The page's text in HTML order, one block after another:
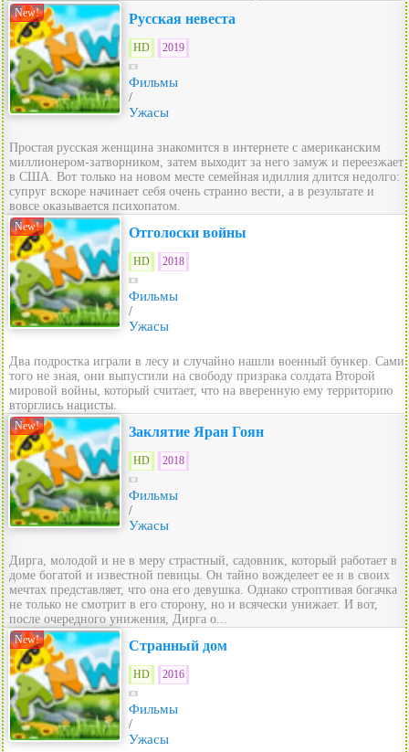
New! Русская невеста
HD 2019
Фильмы
/
Ужасы
Простая русская женщина знакомится в интернете с американским
миллионером-затворником, затем выходит за него замуж и переезжает
в США. Вот только на новом месте семейная идиллия длится недолго:
супруг вскоре начинает себя очень странно вести, а в результате и
вовсе оказывается психопатом.
New! Отголоски войны
HD 2018
Фильмы
/
Ужасы
Два подростка играли в лесу и случайно нашли военный бункер. Сами
того не зная, они выпустили на свободу призрака солдата Второй
мировой войны, который считает, что на вверенную ему территорию
вторглись нацисты.
New! Заклятие Яран Гоян
HD 2018
Фильмы
/
Ужасы
Дирга, молодой и не в меру страстный, садовник, который работает в
доме богатой и известной певицы. Он тайно вожделеет ее и в своих
мечтах представляет, что она его девушка. Однако строптивая богачка
не только не смотрит в его сторону, но и всячески унижает. И вот,
после очередного унижения, Дирга о...
New! Странный дом
HD 2016
Фильмы
/
Ужасы